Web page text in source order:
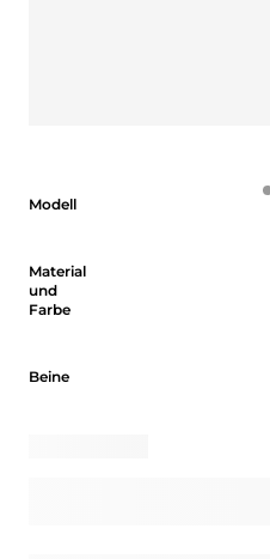
Modell
Material
und
Farbe
Beine